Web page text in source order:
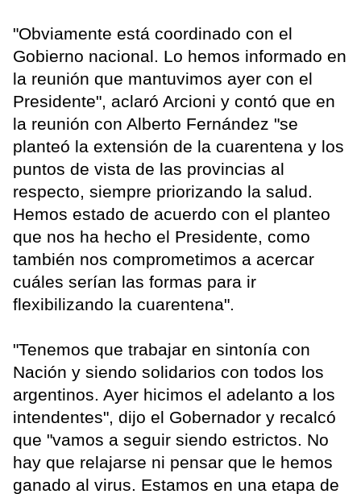
"Obviamente está coordinado con el
Gobierno nacional. Lo hemos informado en
la reunión que mantuvimos ayer con el
Presidente", aclaró Arcioni y contó que en
la reunión con Alberto Fernández "se
planteó la extensión de la cuarentena y los
puntos de vista de las provincias al
respecto, siempre priorizando la salud.
Hemos estado de acuerdo con el planteo
que nos ha hecho el Presidente, como
también nos comprometimos a acercar
cuáles serían las formas para ir
flexibilizando la cuarentena".
"Tenemos que trabajar en sintonía con
Nación y siendo solidarios con todos los
argentinos. Ayer hicimos el adelanto a los
intendentes", dijo el Gobernador y recalcó
que "vamos a seguir siendo estrictos. No
hay que relajarse ni pensar que le hemos
ganado al virus. Estamos en una etapa de